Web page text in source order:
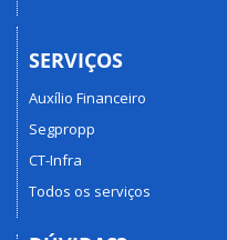
SERVIÇOS
Auxílio Financeiro
Segpropp
CT-Infra
Todos os serviços